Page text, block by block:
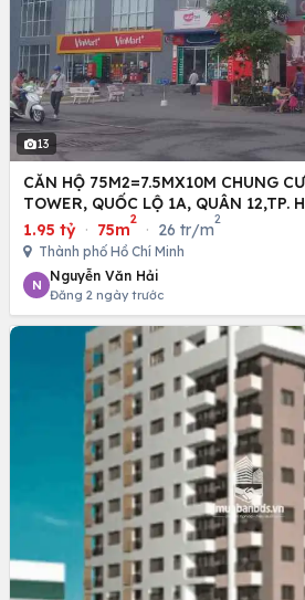
13
CĂN HỘ 75M2=7.5MX10M CHUNG
TOWER, QUỐC LỘ 1A, QUÂN 12,TP.
NAM
1.95 tỷ · 75m
2
· 26 tr/m
2
Thành phố Hồ Chí Minh
N
Nguyễn Văn Hải
Đăng 2 ngày trước